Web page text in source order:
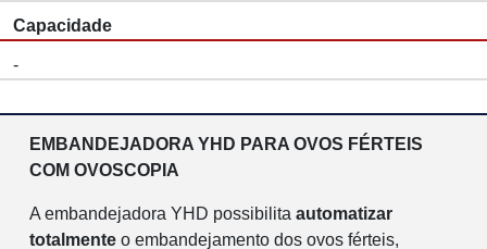
Capacidade
-
EMBANDEJADORA YHD PARA OVOS FÉRTEIS
COM OVOSCOPIA
A embandejadora YHD possibilita automatizar
totalmente o embandejamento dos ovos férteis,